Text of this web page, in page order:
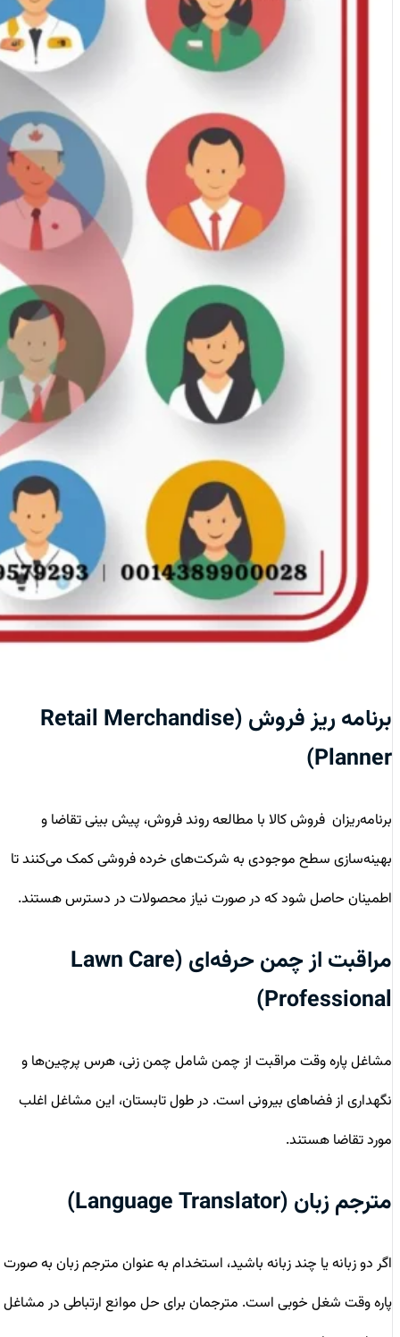
برنامه ریز فروش (Retail Merchandise
Planner)
برنامه‌ریزان فروش کالا با مطالعه روند فروش، پیش بینی تقاضا و
بهینه‌سازی سطح موجودی به شرکت‌های خرده فروشی کمک می‌کنند تا
اطمینان حاصل شود که در صورت نیاز محصولات در دسترس هستند.
مراقبت از چمن حرفه‌ای (Lawn Care
Professional)
مشاغل پاره وقت مراقبت از چمن شامل چمن زنی، هرس پرچین‌ها و
نگهداری از فضاهای بیرونی است. در طول تابستان، این مشاغل اغلب
مورد تقاضا هستند.
مترجم زبان (Language Translator)
اگر دو زبانه یا چند زبانه باشید، استخدام به عنوان مترجم زبان به صورت
پاره وقت شغل خوبی است. مترجمان برای حل موانع ارتباطی در مشاغل